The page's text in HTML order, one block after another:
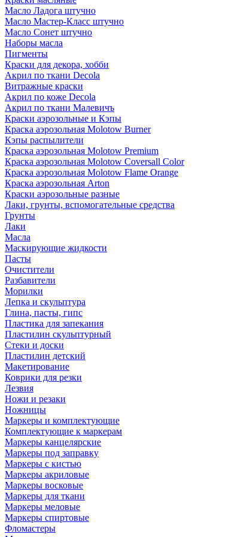
Масло Ладога штучно
Масло Мастер-Класс штучно
Масло Сонет штучно
Наборы масла
Пигменты
Краски для декора, хобби
Акрил по ткани Decola
Витражные краски
Акрил по коже Decola
Акрил по ткани Малевичъ
Краски аэрозольные и Кэпы
Краска аэрозольная Molotow Burner
Кэпы распылители
Краска аэрозольная Molotow Premium
Краска аэрозольная Molotow Coversall Color
Краска аэрозольная Molotow Flame Orange
Краска аэрозольная Arton
Краски аэрозольные разные
Лаки, грунты, вспомогательные средства
Грунты
Лаки
Масла
Маскирующие жидкости
Пасты
Очистители
Разбавители
Морилки
Лепка и скульптура
Глина, пасты, гипс
Пластика для запекания
Пластилин скульптурный
Стеки и доски
Пластилин детский
Макетирование
Коврики для резки
Лезвия
Ножи и резаки
Ножницы
Маркеры и комплектующие
Комплектующие к маркерам
Маркеры канцелярские
Маркеры под заправку
Маркеры с кистью
Маркеры акриловые
Маркеры восковые
Маркеры для ткани
Маркеры меловые
Маркеры спиртовые
Фломастеры